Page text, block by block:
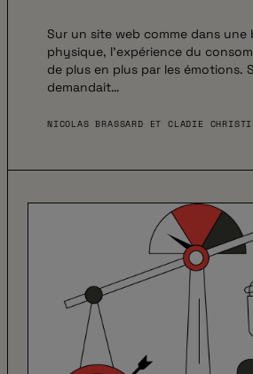
Sur un site web comme dans
physique, l’expérience du
de plus en plus par les émotions.
demandait…
NICOLAS BRASSARD ET CLADIE